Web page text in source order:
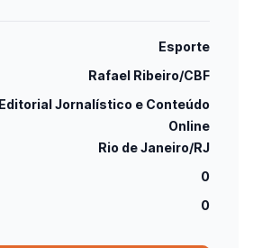
Esporte
Rafael Ribeiro/CBF
Editorial Jornalístico e Conteúdo
Online
Rio de Janeiro/RJ
0
0